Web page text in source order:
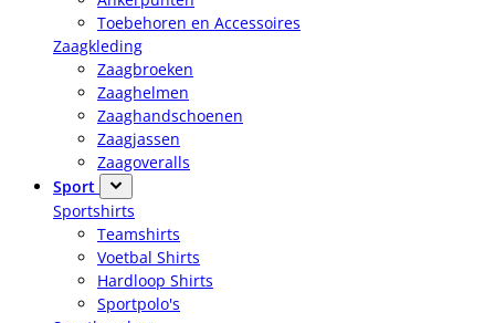
Toebehoren en Accessoires
Zaagkleding
Zaagbroeken
Zaaghelmen
Zaaghandschoenen
Zaagjassen
Zaagoveralls
Sport
Sportshirts
Teamshirts
Voetbal Shirts
Hardloop Shirts
Sportpolo's